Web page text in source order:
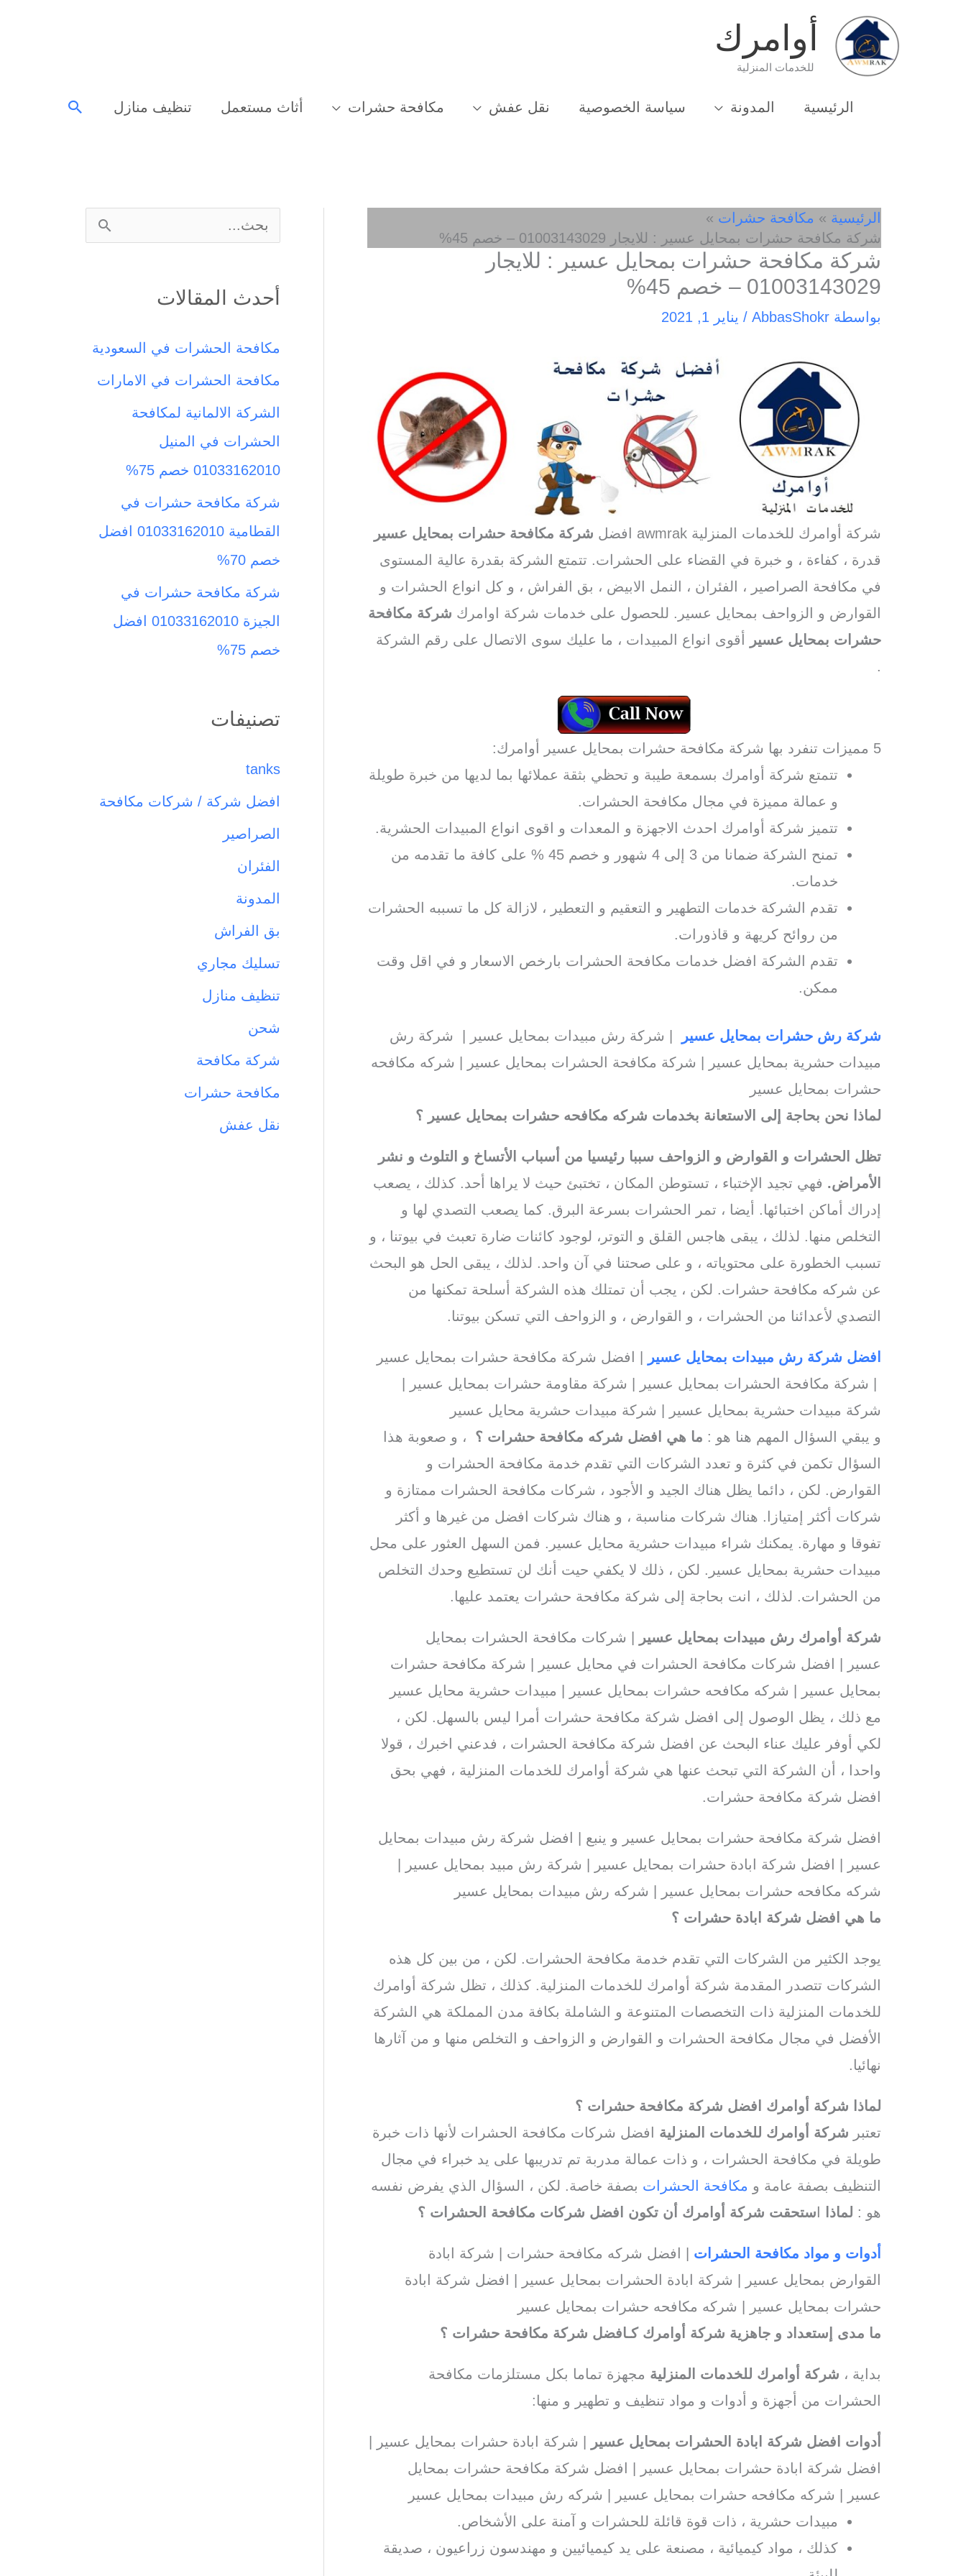
أوامرك
للخدمات المنزلية
الرئيسية المدونة سياسة الخصوصية نقل عفش مكافحة حشرات أثاث مستعمل تنظيف منازل البحث
الرئيسية
مكافحة حشرات
شركة مكافحة حشرات بمحايل عسير : للايجار 01003143029 – خصم 45%
شركة مكافحة حشرات بمحايل عسير : للايجار
01003143029 – خصم 45%
بواسطة AbbasShokr
/ يناير 1, 2021
شركة أوامرك للخدمات المنزلية awmrak افضل
شركة مكافحة حشرات بمحايل عسير
قدرة ، كفاءة ، و خبرة في القضاء على الحشرات. تتمتع الشركة بقدرة عالية المستوى
في مكافحة الصراصير ، الفئران ، النمل الابيض ، بق الفراش ، و كل انواع الحشرات و
القوارض و الزواحف بمحايل عسير. للحصول على خدمات شركة اوامرك شركة مكافحة
حشرات بمحايل عسير
أقوى انواع المبيدات ، ما عليك سوى الاتصال على رقم الشركة
.
5 مميزات تنفرد بها شركة مكافحة حشرات بمحايل عسير أوامرك:
تتمتع شركة أوامرك بسمعة طيبة و تحظي بثقة عملائها بما لديها من خبرة طويلة
و عمالة مميزة في مجال مكافحة الحشرات.
تتميز شركة أوامرك احدث الاجهزة و المعدات و اقوى انواع المبيدات الحشرية.
تمنح الشركة ضمانا من 3 إلى 4 شهور و خصم 45 % على كافة ما تقدمه من
خدمات.
تقدم الشركة خدمات التطهير و التعقيم و التعطير ، لازالة كل ما تسببه الحشرات
من روائح كريهة و قاذورات.
تقدم الشركة افضل خدمات مكافحة الحشرات بارخص الاسعار و في اقل وقت
ممكن.
شركة رش حشرات بمحايل عسير
| شركة رش مبيدات بمحايل عسير | شركة رش
مبيدات حشرية بمحايل عسير | شركة مكافحة الحشرات بمحايل عسير | شركه مكافحه
حشرات بمحايل عسير
لماذا نحن بحاجة إلى الاستعانة بخدمات شركه مكافحه حشرات بمحايل عسير ؟
تظل الحشرات و القوارض و الزواحف سببا رئيسيا من أسباب الأتساخ و التلوث و نشر
الأمراض. فهي تجيد الإختباء ، تستوطن المكان ، تختبئ حيث لا يراها أحد. كذلك ، يصعب
إدراك أماكن اختبائها. أيضا ، تمر الحشرات بسرعة البرق. كما يصعب التصدي لها و
التخلص منها. لذلك ، يبقى هاجس القلق و التوتر، لوجود كائنات ضارة تعبث في بيوتنا ، و
تسبب الخطورة على محتوياته ، و على صحتنا في آن واحد. لذلك ، يبقى الحل هو البحث
عن شركه مكافحة حشرات. لكن ، يجب أن تمتلك هذه الشركة أسلحة تمكنها من
التصدي لأعدائنا من الحشرات ، و القوارض ، و الزواحف التي تسكن بيوتنا.
افضل شركة رش مبيدات بمحايل عسير | افضل شركة مكافحة حشرات بمحايل عسير
| شركة مكافحة الحشرات بمحايل عسير | شركة مقاومة حشرات بمحايل عسير |
شركة مبيدات حشرية بمحايل عسير | شركة مبيدات حشرية محايل عسير
و يبقي السؤال المهم هنا هو : ما هي افضل شركه مكافحة حشرات ؟ ، و صعوبة هذا
السؤال تكمن في كثرة و تعدد الشركات التي تقدم خدمة مكافحة الحشرات و
القوارض. لكن ، دائما يظل هناك الجيد و الأجود ، شركات مكافحة الحشرات ممتازة و
شركات أكثر إمتيازا. هناك شركات مناسبة ، و هناك شركات افضل من غيرها و أكثر
تفوقا و مهارة. يمكنك شراء مبيدات حشرية محايل عسير. فمن السهل العثور على محل
مبيدات حشرية بمحايل عسير. لكن ، ذلك لا يكفي حيت أنك لن تستطيع وحدك التخلص
من الحشرات. لذلك ، انت بحاجة إلى شركة مكافحة حشرات يعتمد عليها.
شركة أوامرك رش مبيدات بمحايل عسير | شركات مكافحة الحشرات بمحايل
عسير | افضل شركات مكافحة الحشرات في محايل عسير | شركة مكافحة حشرات
بمحايل عسير | شركه مكافحه حشرات بمحايل عسير | مبيدات حشرية محايل عسير
مع ذلك ، يظل الوصول إلى افضل شركة مكافحة حشرات أمرا ليس بالسهل. لكن ،
لكي أوفر عليك عناء البحث عن افضل شركة مكافحة الحشرات ، فدعني اخبرك ، قولا
واحدا ، أن الشركة التي تبحث عنها هي شركة أوامرك للخدمات المنزلية ، فهي بحق
افضل شركة مكافحة حشرات.
افضل شركة مكافحة حشرات بمحايل عسير و ينبع | افضل شركة رش مبيدات بمحايل
عسير | افضل شركة ابادة حشرات بمحايل عسير | شركة رش مبيد بمحايل عسير |
شركه مكافحه حشرات بمحايل عسير | شركه رش مبيدات بمحايل عسير
ما هي افضل شركة ابادة حشرات ؟
يوجد الكثير من الشركات التي تقدم خدمة مكافحة الحشرات. لكن ، من بين كل هذه
الشركات تتصدر المقدمة شركة أوامرك للخدمات المنزلية. كذلك ، تظل شركة أوامرك
للخدمات المنزلية ذات التخصصات المتنوعة و الشاملة بكافة مدن المملكة هي الشركة
الأفضل في مجال مكافحة الحشرات و القوارض و الزواحف و التخلص منها و من آثارها
نهائيا.
لماذا شركة أوامرك افضل شركة مكافحة حشرات ؟
تعتبر شركة أوامرك للخدمات المنزلية افضل شركات مكافحة الحشرات لأنها ذات خبرة
طويلة في مكافحة الحشرات ، و ذات عمالة مدربة تم تدريبها على يد خبراء في مجال
التنظيف بصفة عامة و مكافحة الحشرات بصفة خاصة. لكن ، السؤال الذي يفرض نفسه
هو : لماذا استحقت شركة أوامرك أن تكون افضل شركات مكافحة الحشرات ؟
أدوات و مواد مكافحة الحشرات | افضل شركه مكافحة حشرات | شركة ابادة
القوارض بمحايل عسير | شركة ابادة الحشرات بمحايل عسير | افضل شركة ابادة
حشرات بمحايل عسير | شركه مكافحه حشرات بمحايل عسير
ما مدى إستعداد و جاهزية شركة أوامرك كـافضل شركة مكافحة حشرات ؟
بداية ، شركة أوامرك للخدمات المنزلية مجهزة تماما بكل مستلزمات مكافحة
الحشرات من أجهزة و أدوات و مواد تنظيف و تطهير و منها:
أدوات افضل شركة ابادة الحشرات بمحايل عسير | شركة ابادة حشرات بمحايل عسير |
افضل شركة ابادة حشرات بمحايل عسير | افضل شركة مكافحة حشرات بمحايل
عسير | شركه مكافحه حشرات بمحايل عسير | شركه رش مبيدات بمحايل عسير
مبيدات حشرية ، ذات قوة قائلة للحشرات و آمنة على الأشخاص.
كذلك ، مواد كيميائية ، مصنعة على يد كيميائيين و مهندسون زراعيون ، صديقة
ب
ث
ن
:
أحدث المقالات
مكافحة الحشرات في السعودية
مكافحة الحشرات في الامارات
الشركة الالمانية لمكافحة
الحشرات في المنيل
01033162010 خصم 75%
شركة مكافحة حشرات في
القطامية 01033162010 افضل
خصم 70%
شركة مكافحة حشرات في
الجيزة 01033162010 افضل
خصم 75%
تصنيفات
tanks
افضل شركة / شركات مكافحة
الصراصير
الفئران
المدونة
بق الفراش
تسليك مجاري
تنظيف منازل
شحن
شركة مكافحة
مكافحة حشرات
نقل عفش